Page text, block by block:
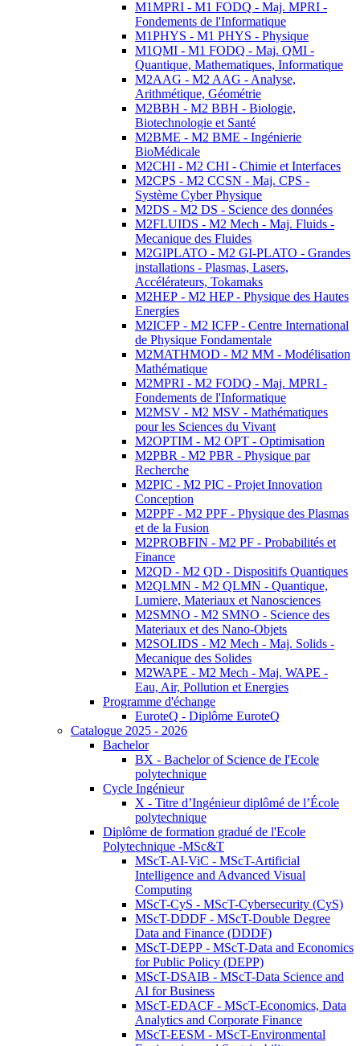
M1MPRI - M1 FODQ - Maj. MPRI -
Fondements de l'Informatique
M1PHYS - M1 PHYS - Physique
M1QMI - M1 FODQ - Maj. QMI -
Quantique, Mathematiques, Informatique
M2AAG - M2 AAG - Analyse,
Arithmétique, Géométrie
M2BBH - M2 BBH - Biologie,
Biotechnologie et Santé
M2BME - M2 BME - Ingénierie
BioMédicale
M2CHI - M2 CHI - Chimie et Interfaces
M2CPS - M2 CCSN - Maj. CPS -
Système Cyber Physique
M2DS - M2 DS - Science des données
M2FLUIDS - M2 Mech - Maj. Fluids -
Mecanique des Fluides
M2GIPLATO - M2 GI-PLATO - Grandes
installations - Plasmas, Lasers,
Accélérateurs, Tokamaks
M2HEP - M2 HEP - Physique des Hautes
Energies
M2ICFP - M2 ICFP - Centre International
de Physique Fondamentale
M2MATHMOD - M2 MM - Modélisation
Mathématique
M2MPRI - M2 FODQ - Maj. MPRI -
Fondements de l'Informatique
M2MSV - M2 MSV - Mathématiques
pour les Sciences du Vivant
M2OPTIM - M2 OPT - Optimisation
M2PBR - M2 PBR - Physique par
Recherche
M2PIC - M2 PIC - Projet Innovation
Conception
M2PPF - M2 PPF - Physique des Plasmas
et de la Fusion
M2PROBFIN - M2 PF - Probabilités et
Finance
M2QD - M2 QD - Dispositifs Quantiques
M2QLMN - M2 QLMN - Quantique,
Lumiere, Materiaux et Nanosciences
M2SMNO - M2 SMNO - Science des
Materiaux et des Nano-Objets
M2SOLIDS - M2 Mech - Maj. Solids -
Mecanique des Solides
M2WAPE - M2 Mech - Maj. WAPE -
Eau, Air, Pollution et Energies
Programme d'échange
EuroteQ - Diplôme EuroteQ
Catalogue 2025 - 2026
Bachelor
BX - Bachelor of Science de l'Ecole
polytechnique
Cycle Ingénieur
X - Titre d’Ingénieur diplômé de l’École
polytechnique
Diplôme de formation gradué de l'Ecole
Polytechnique -MSc&T
MScT-AI-ViC - MScT-Artificial
Intelligence and Advanced Visual
Computing
MScT-CyS - MScT-Cybersecurity (CyS)
MScT-DDDF - MScT-Double Degree
Data and Finance (DDDF)
MScT-DEPP - MScT-Data and Economics
for Public Policy (DEPP)
MScT-DSAIB - MScT-Data Science and
AI for Business
MScT-EDACF - MScT-Economics, Data
Analytics and Corporate Finance
MScT-EESM - MScT-Environmental